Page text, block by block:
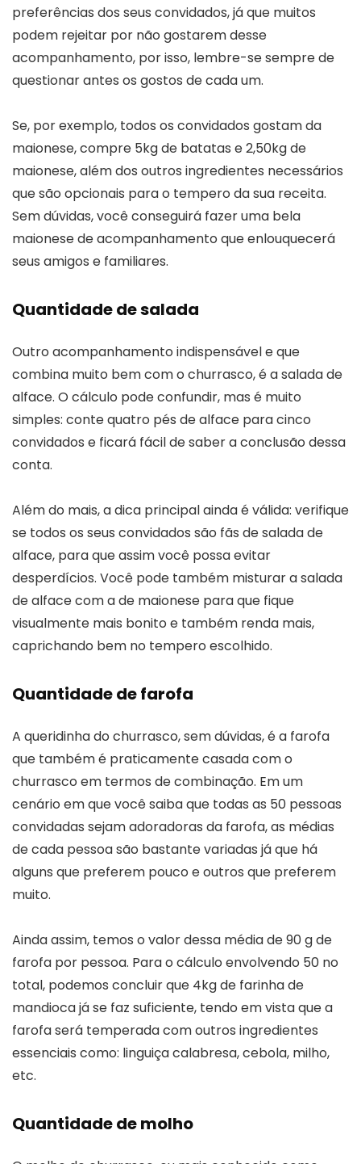
preferências dos seus convidados, já que muitos
podem rejeitar por não gostarem desse
acompanhamento, por isso, lembre-se sempre de
questionar antes os gostos de cada um.
Se, por exemplo, todos os convidados gostam da
maionese, compre 5kg de batatas e 2,50kg de
maionese, além dos outros ingredientes necessários
que são opcionais para o tempero da sua receita.
Sem dúvidas, você conseguirá fazer uma bela
maionese de acompanhamento que enlouquecerá
seus amigos e familiares.
Quantidade de salada
Outro acompanhamento indispensável e que
combina muito bem com o churrasco, é a salada de
alface. O cálculo pode confundir, mas é muito
simples: conte quatro pés de alface para cinco
convidados e ficará fácil de saber a conclusão dessa
conta.
Além do mais, a dica principal ainda é válida: verifique
se todos os seus convidados são fãs de salada de
alface, para que assim você possa evitar
desperdícios. Você pode também misturar a salada
de alface com a de maionese para que fique
visualmente mais bonito e também renda mais,
caprichando bem no tempero escolhido.
Quantidade de farofa
A queridinha do churrasco, sem dúvidas, é a farofa
que também é praticamente casada com o
churrasco em termos de combinação. Em um
cenário em que você saiba que todas as 50 pessoas
convidadas sejam adoradoras da farofa, as médias
de cada pessoa são bastante variadas já que há
alguns que preferem pouco e outros que preferem
muito.
Ainda assim, temos o valor dessa média de 90 g de
farofa por pessoa. Para o cálculo envolvendo 50 no
total, podemos concluir que 4kg de farinha de
mandioca já se faz suficiente, tendo em vista que a
farofa será temperada com outros ingredientes
essenciais como: linguiça calabresa, cebola, milho,
etc.
Quantidade de molho